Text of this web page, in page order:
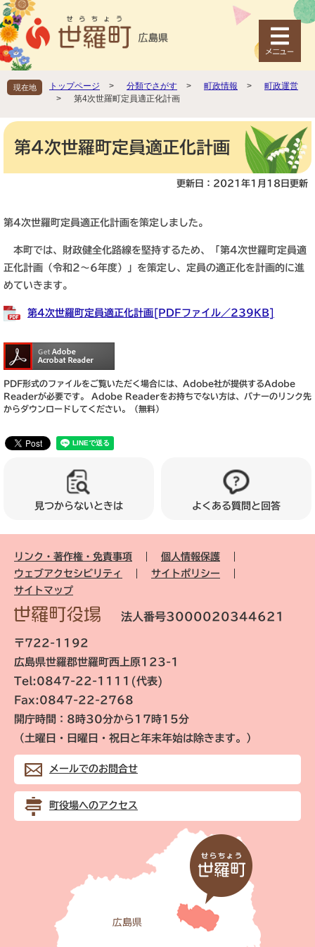
ペ
ー
ジ
の
頭
で
。
メ
ニ
ュ
ー
飛
ば
て
現在地 トップページ > 分類でさがす > 町政情報 >
町政運営
>
第4次世羅町定員適正化計画
本
第4次世羅町定員適正化計画
更新日：2021年1月18日更新
第4次世羅町定員適正化計画を策定しました。
本町では、財政健全化路線を堅持するため、「第4次世羅町定員適
正化計画（令和2～6年度）」を策定し、定員の適正化を計画的に進
めていきます。
第4次世羅町定員適正化計画[PDFファイル／239KB]
PDF形式のファイルをご覧いただく場合には、Adobe社が提供するAdobe
Readerが必要です。
Adobe Readerをお持ちでない方は、バナーのリンク先
からダウンロードしてください。（無料）
見つからないときは よくある質問と回答
リンク・著作権・免責事項
個人情報保護
ウェブアクセシビリティ
サイトポリシー
サイトマップ
法人番号3000020344621
〒722-1192
広島県世羅郡世羅町西上原123-1
Tel:0847-22-1111(代表)
Fax:0847-22-2768
開庁時間：8時30分から17時15分
（土曜日・日曜日・祝日と年末年始は除きます。）
メールでのお問合せ
町役場へのアクセス